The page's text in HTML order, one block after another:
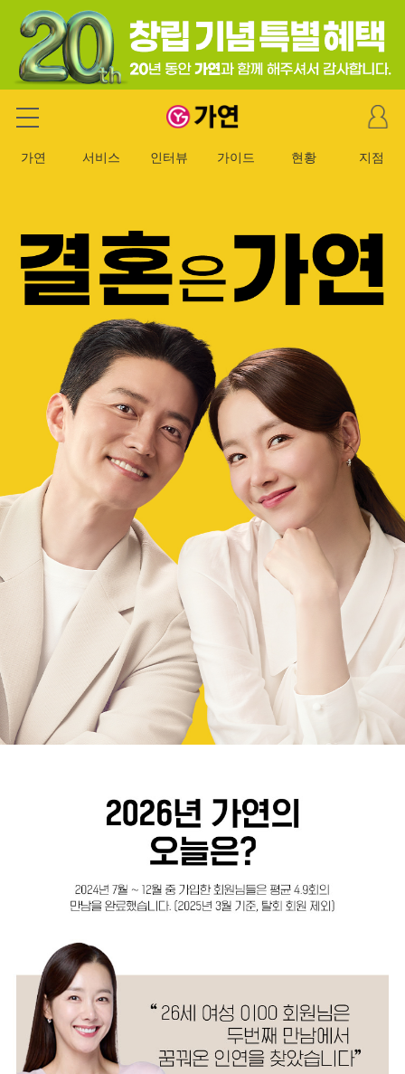
가연 결혼정보회사
마
이
이
가연 서비스 인터뷰 가이드 현황 지점